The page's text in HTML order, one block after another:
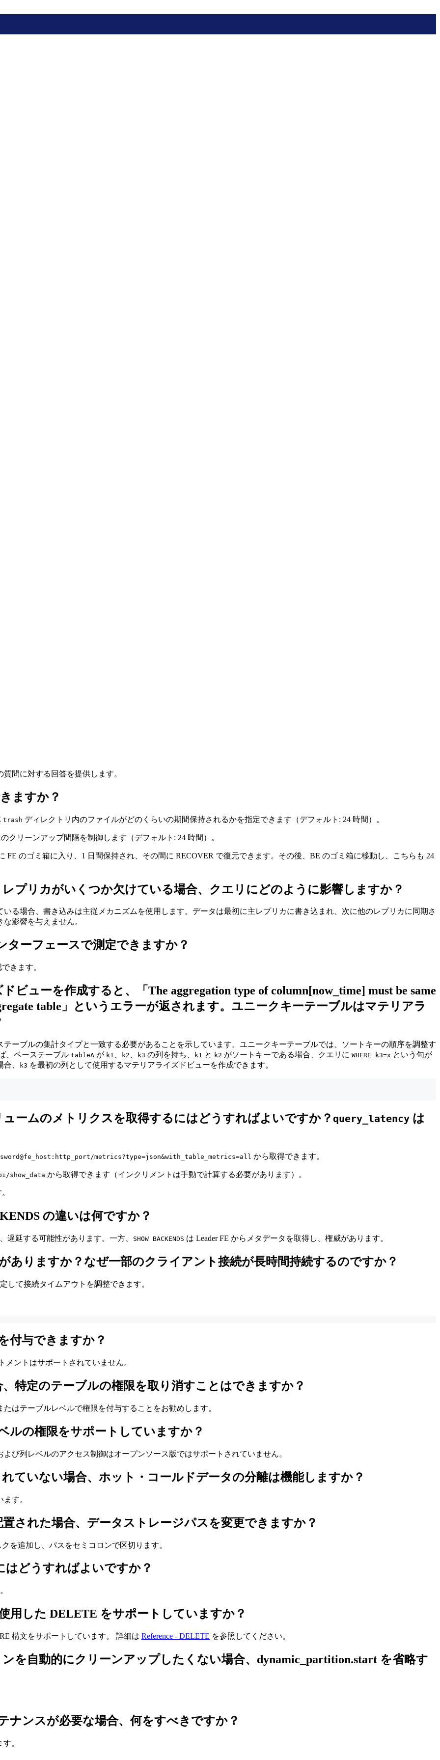
問に対する回答を提供します。
ますか？
trash ディレクトリ内のファイルがどのくらいの期間保持されるかを指定できます（デフォルト: 24 時間）。
クリーンアップ間隔を制御します（デフォルト: 24 時間）。
FE のゴミ箱に入り、1 日間保持され、その間に RECOVER で復元できます。その後、BE のゴミ箱に移動し、こちらも 24
プリカがいくつか欠けている場合、クエリにどのように影響しますか？
る場合、書き込みは主従メカニズムを使用します。データは最初に主レプリカに書き込まれ、次に他のレプリカに同期さ
影響を与えません。
ターフェースで測定できますか？
きます。
ューを作成すると、「The aggregation type of column[now_time] must be same
table」というエラーが返されます。ユニークキーテーブルはマテリアラ
ーブルの集計タイプと一致する必要があることを示しています。ユニークキーテーブルでは、ソートキーの順序を調整す
、ベーステーブル tableA が k1 k2 k3 の列を持ち、 k1 と k2 がソートキーである場合、クエリに WHERE k3=x という句が
、
k3 を最初の列として使用するマテリアライズドビューを作成できます。
ームのメトリクスを取得するにはどうすればよいですか？ query_latency は
metrics?type=json&with_table_metrics=all から取得できます。
から取得できます（インクリメントは手動で計算する必要があります）。
の違いは何ですか？
遅延する可能性があります。一方、 SHOW BACKENDS は Leader FE からメタデータを取得し、権威があります。
ありますか？なぜ一部のクライアント接続が長時間持続するのですか？
して接続タイムアウトを調整できます。
付与できますか？
メントはサポートされていません。
特定のテーブルの権限を取り消すことはできますか？
はテーブルレベルで権限を付与することをお勧めします。
ルの権限をサポートしていますか？
び列レベルのアクセス制御はオープンソース版ではサポートされていません。
ていない場合、ホット・コールドデータの分離は機能しますか？
す。
された場合、データストレージパスを変更できますか？
を追加し、パスをセミコロンで区切ります。
はどうすればよいですか？
用した DELETE をサポートしていますか？
構文をサポートしています。 詳細は Reference - DELETE を参照してください。
を自動的にクリーンアップしたくない場合、dynamic_partition.start を省略す
ナンスが必要な場合、何をすべきですか？
。